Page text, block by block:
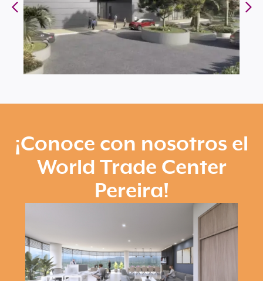
¡Conoce con nosotros el
World Trade Center
Pereira!